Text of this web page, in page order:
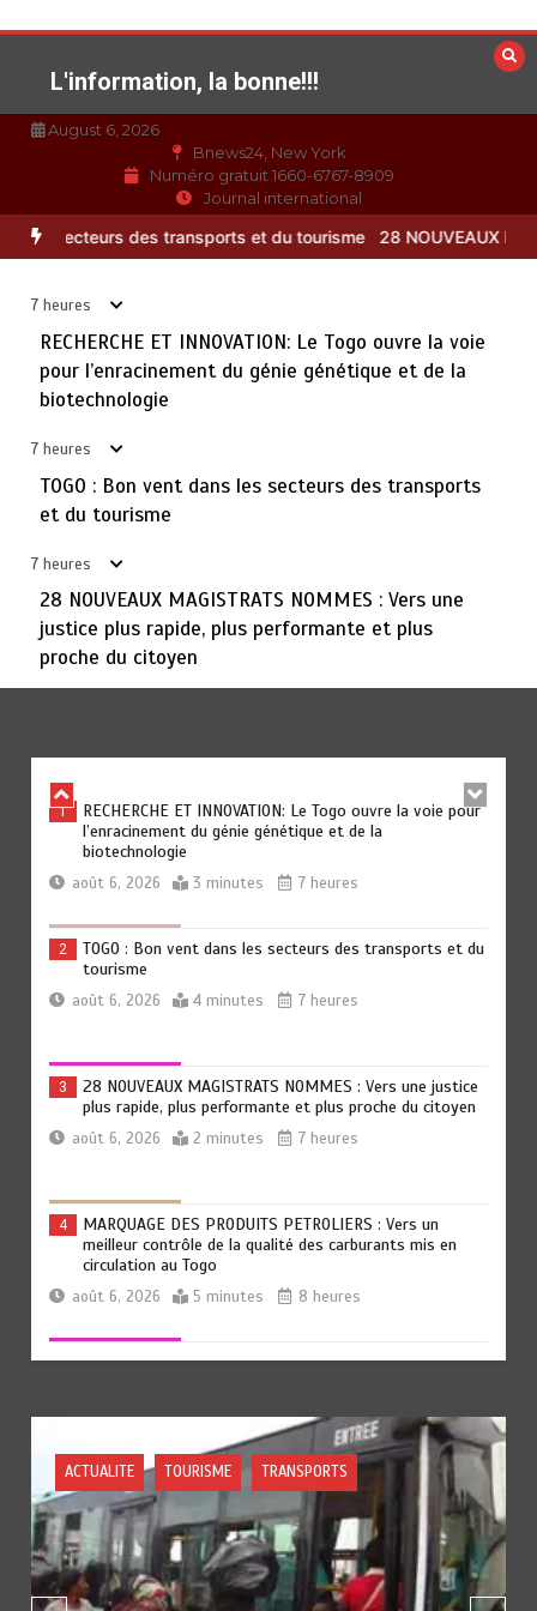
au
contenuL'information, la bonne!!!
August 6, 2026
Bnews24, New York
Numéro gratuit 1660-6767-8909
Journal international
du génie génétique et de la biotechnologie TOGO :
7 heures
RECHERCHE ET INNOVATION: Le Togo ouvre la voie
pour l’enracinement du génie génétique et de la
biotechnologie
7 heures
TOGO : Bon vent dans les secteurs des transports
et du tourisme
7 heures
28 NOUVEAUX MAGISTRATS NOMMES : Vers une
justice plus rapide, plus performante et plus
proche du citoyen
3
28 NOUVEAUX MAGISTRATS NOMMES : Vers une justice
août 6, 2026
4
MARQUAGE DES PRODUITS PETROLIERS : Vers un
meilleur contrôle de la qualité des carburants mis en
août 6, 2026
« 45 MIN AVEC L’OTR » : La fiscalité des activités
numériques et digitales au menu ce jeudi 06 août
1
RECHERCHE ET INNOVATION: Le Togo ouvre la voie pour
l’enracinement du génie génétique et de la
biotechnologie
août 6, 2026 3 minutes 7 heures
2
TOGO : Bon vent dans les secteurs des transports et du
tourisme
août 6, 2026 4 minutes 7 heures
3
28 NOUVEAUX MAGISTRATS NOMMES : Vers une justice
plus rapide, plus performante et plus proche du citoyen
août 6, 2026 2 minutes 7 heures
4
MARQUAGE DES PRODUITS PETROLIERS : Vers un
meilleur contrôle de la qualité des carburants mis en
circulation au Togo
août 6, 2026 5 minutes 8 heures
5 TOGO: La prévention comme premier remède
6
« 45 MIN AVEC L’OTR » : La fiscalité des activités
numériques et digitales au menu ce jeudi 06 août
août 5, 2026 3 minutes 20 heures
TRANSPORTS